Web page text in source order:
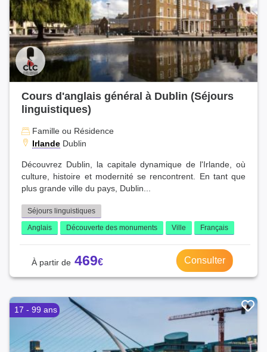
Cours d'anglais général à Dublin (Séjours
linguistiques)
Famille ou Résidence
Irlande Dublin
Découvrez Dublin, la capitale dynamique de l'Irlande, où
culture, histoire et modernité se rencontrent. En tant que
plus grande ville du pays, Dublin...
Séjours linguistiques
Anglais
Découverte des monuments Ville Français
469 Consulter
17 - 99 ans